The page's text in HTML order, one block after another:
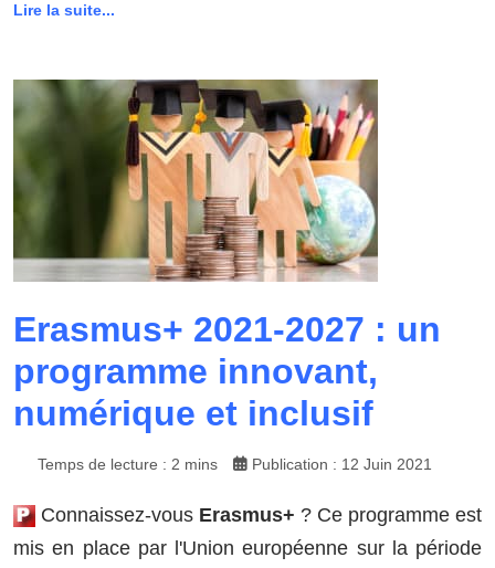
Lire la suite...
Erasmus+ 2021-2027 : un
programme innovant,
numérique et inclusif
Temps de lecture : 2 mins Publication : 12 Juin 2021
Connaissez-vous Erasmus+ ? Ce programme est
mis en place par l'Union européenne sur la période